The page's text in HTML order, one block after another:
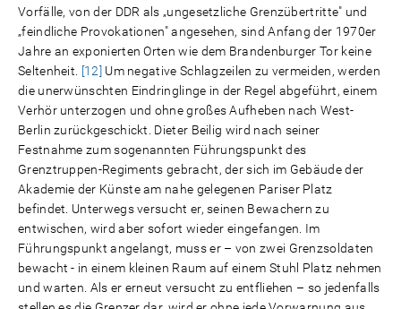
Vorfälle, von der DDR als „ungesetzliche Grenzübertritte" und
„feindliche Provokationen" angesehen, sind Anfang der 1970er
Jahre an exponierten Orten wie dem Brandenburger Tor keine
Seltenheit.
[12] Um negative Schlagzeilen zu vermeiden, werden
die unerwünschten Eindringlinge in der Regel abgeführt, einem
Verhör unterzogen und ohne großes Aufheben nach West-
Berlin zurückgeschickt. Dieter Beilig wird nach seiner
Festnahme zum sogenannten Führungspunkt des
Grenztruppen-Regiments gebracht, der sich im Gebäude der
Akademie der Künste am nahe gelegenen Pariser Platz
befindet. Unterwegs versucht er, seinen Bewachern zu
entwischen, wird aber sofort wieder eingefangen. Im
Führungspunkt angelangt, muss er – von zwei Grenzsoldaten
bewacht - in einem kleinen Raum auf einem Stuhl Platz nehmen
und warten. Als er erneut versucht zu entfliehen – so jedenfalls